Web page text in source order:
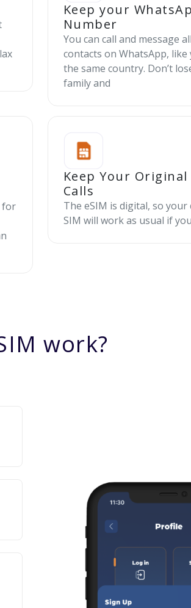
Keep your
Number
You can call and message
contacts on WhatsApp, like
the same country. Don’t
family and
for
Keep Your
Calls
The eSIM is digital, so
SIM will work as usual if
work?